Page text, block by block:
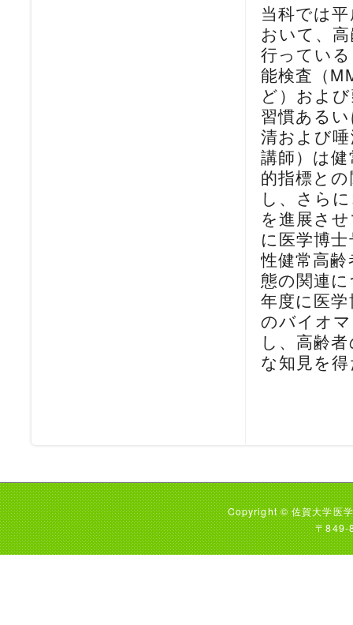
当科では
おいて、
行ってい
能検査（
ど）およ
習慣ある
清および
講師）は
的指標と
し、さら
を進展さ
に医学博
性健常高
態の関連
年度に医
のバイオ
し、高齢
な知見を
Copyright © 佐賀大学医
〒849-